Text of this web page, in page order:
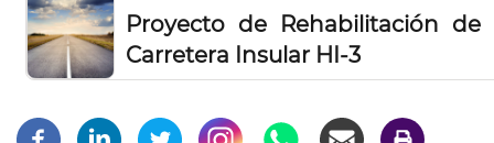
Proyecto de Rehabilitación de
Carretera Insular HI-3